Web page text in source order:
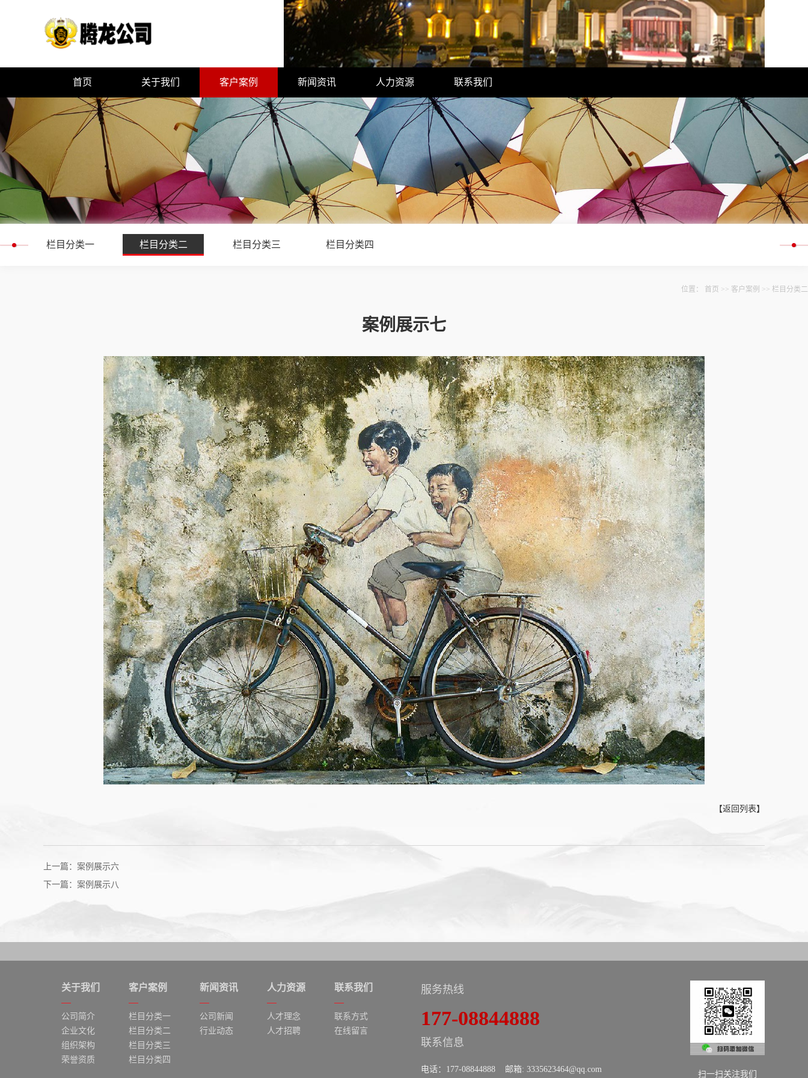
首页 关于我们
企业文化
组织架构
荣誉资质
客户案例
栏目分类一
栏目分类二
栏目分类三
栏目分类四
新闻资讯
公司新闻
行业动态
人力资源
人才理念
人才招聘
联系我们
在线留言
栏目分类一 栏目分类二 栏目分类三 栏目分类四
位置： 首页 >> 客户案例 >> 栏目分类二
案例展示七
【返回列表】
上一篇：案例展示六
下一篇：案例展示八
关于我们
公司简介
企业文化
组织架构
荣誉资质
客户案例
栏目分类一
栏目分类二
栏目分类三
栏目分类四
新闻资讯
公司新闻
行业动态
人力资源
人才理念
人才招聘
联系我们
联系方式
在线留言
服务热线
177-08844888
联系信息
电话：177-08844888 邮箱: 3335623464@qq.com
扫一扫关注我们